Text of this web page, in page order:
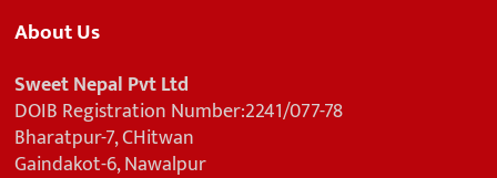
About Us
Sweet Nepal Pvt Ltd
DOIB Registration Number:2241/077-78
Bharatpur-7, CHitwan
Gaindakot-6, Nawalpur